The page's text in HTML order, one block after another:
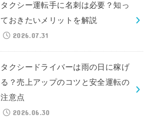
タクシー運転手に名刺は必要？知っ
ておきたいメリットを解説
2026.07.31
タクシードライバーは雨の日に稼げ
る？売上アップのコツと安全運転の
注意点
2026.06.30